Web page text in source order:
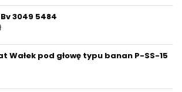
3049 5484
Wałek pod głowę typu banan P-SS-15